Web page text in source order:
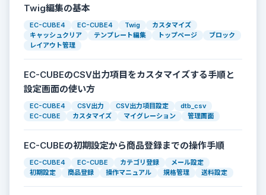
Twig編集の基本
EC-CUBE4 EC-CUBE4 Twig
カスタマイズ
キャッシュクリア
テンプレート編集 トップページ
ブロック
レイアウト管理
EC-CUBEのCSV出力項目をカスタマイズする手順と
設定画面の使い方
EC-CUBE4 CSV出力 CSV出力項目設定
dtb_csv
EC-CUBE
カスタマイズ マイグレーション 管理画面
EC-CUBEの初期設定から商品登録までの操作手順
EC-CUBE4 EC-CUBE カテゴリ登録
メール設定
初期設定
商品登録 操作マニュアル 規格管理 送料設定